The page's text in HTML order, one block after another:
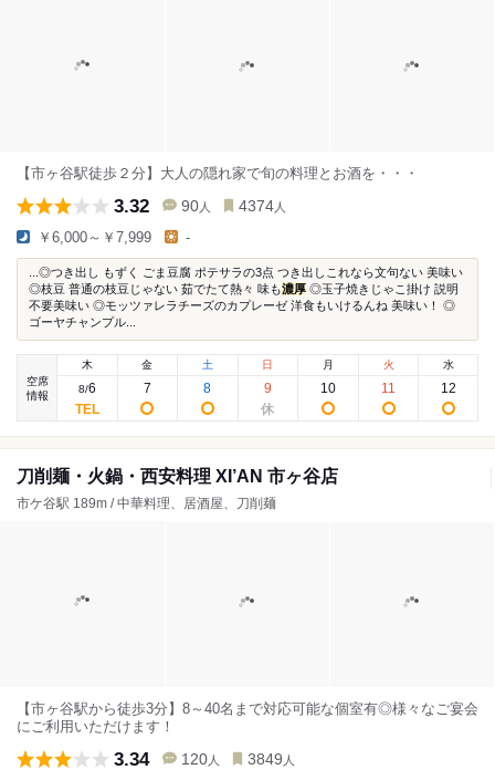
【市ヶ谷駅徒歩２分】大人の隠れ家で旬の料理とお酒を・・・
3.32 90 人 4374 人
￥6,000～￥7,999 -
...◎つき出し もずく ごま豆腐 ポテサラの3点 つき出しこれなら文句ない 美味い
◎枝豆 普通の枝豆じゃない 茹でたて熱々 味も濃厚 ◎玉子焼きじゃこ掛け 説明
不要美味い ◎モッツァレラチーズのカプレーゼ 洋食もいけるんね 美味い！ ◎
ゴーヤチャンプル...
空席
情報
木
8/6
金
7
土
8
日
9
月
10
火
11
水
12
刀削麺・火鍋・西安料理 XI’AN 市ヶ谷店
市ケ谷駅 189m / 中華料理、居酒屋、刀削麺
【市ヶ谷駅から徒歩3分】8～40名まで対応可能な個室有◎様々なご宴会
にご利用いただけます！
3.34 120 人 3849 人